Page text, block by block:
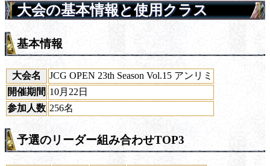
大会の基本情報と使用クラス
基本情報
大会名
JCG OPEN 23th Season Vol.15 アンリミ
開催期間 10月22日
参加人数 256名
予選のリーダー組み合わせTOP3